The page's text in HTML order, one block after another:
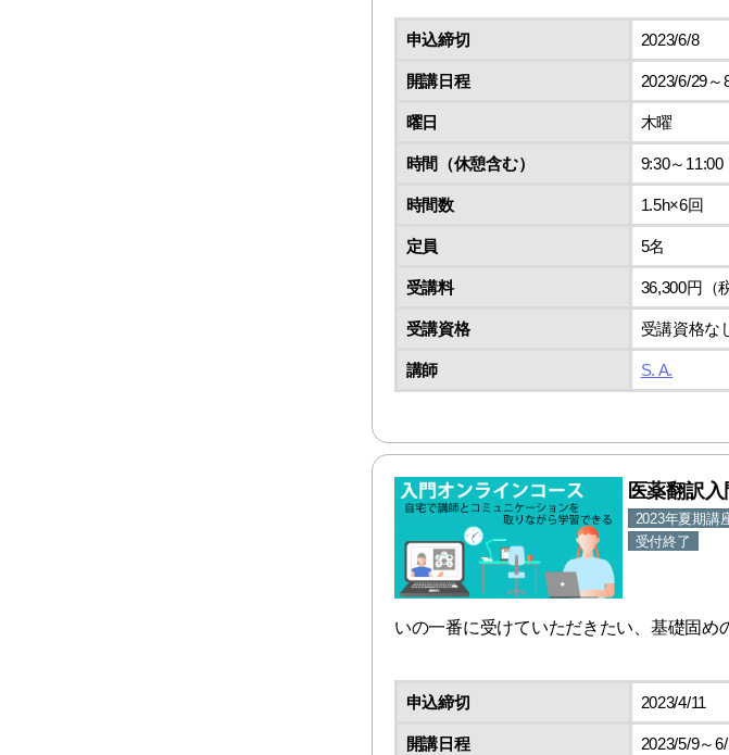
申込締切 2023/6/8
開講日程 2023/6/29～
曜日 木曜
時間（休憩含む） 9:30～11:00
時間数 1.5h×6回
定員 5名
受講料 36,300円（
受講資格 受講資格な
講師 S. A.
医薬翻訳
2023年夏期講
受付終了
いの一番に受けていただきたい、基礎固め
申込締切 2023/4/11
開講日程 2023/5/9～